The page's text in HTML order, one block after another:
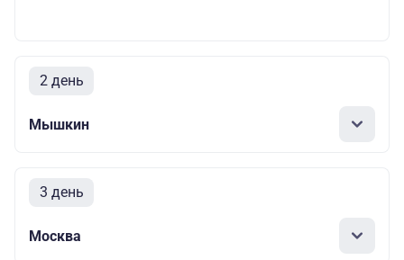
2 день
Мышкин
3 день
Москва